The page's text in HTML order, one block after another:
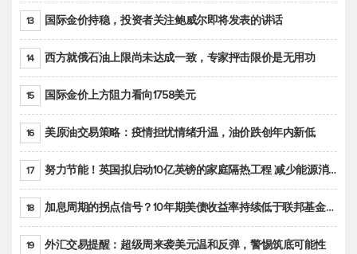
13 国际金价持稳，投资者关注鲍威尔即将发表的讲话
14 西方就俄石油上限尚未达成一致，专家抨击限价是无用功
15 国际金价上方阻力看向1758美元
16 美原油交易策略：疫情担忧情绪升温，油价跌创年内新低
17 努力节能！英国拟启动10亿英镑的家庭隔热工程 减少能源消耗
18 加息周期的拐点信号？10年期美债收益率持续低于联邦基金利率目标区间
19 外汇交易提醒：超级周来袭美元温和反弹，警惕筑底可能性